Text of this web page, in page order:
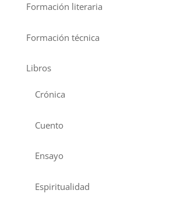
Formación literaria
Formación técnica
Libros
Crónica
Cuento
Ensayo
Espiritualidad